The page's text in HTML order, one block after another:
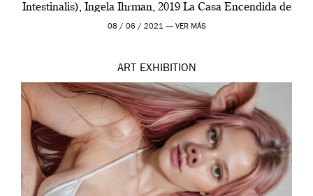
Intestinalis), Ingela Ihrman, 2019 La Casa Encendida de
Madrid y la Wellcome […]
08 / 06 / 2021 — VER MÁS
ART EXHIBITION